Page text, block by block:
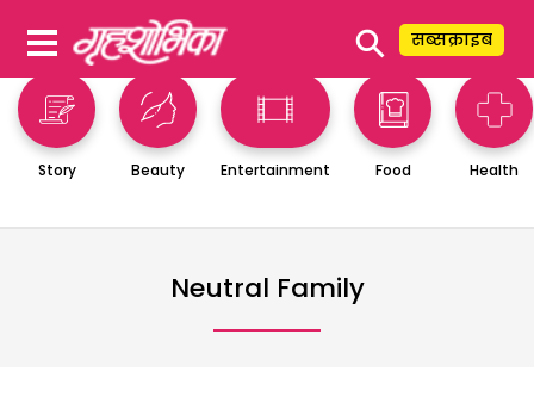
⚲ सब्सक्राइब
Story Beauty Entertainment Food Health
Neutral Family